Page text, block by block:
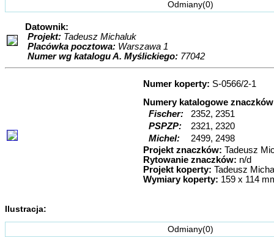
Odmiany(0)
Datownik:
Projekt: Tadeusz Michaluk
Placówka pocztowa: Warszawa 1
Numer wg katalogu A. Myślickiego: 77042
Numer koperty: S-0566/2-1
Numery katalogowe
Fischer:
2352, 2351
PSPZP:
2321, 2320
Michel:
2499, 2498
Projekt znaczków: Tadeusz
Rytowanie znaczków: n/d
Projekt koperty: Tadeusz
Wymiary koperty: 159 x 114
Ilustracja:
Odmiany(0)